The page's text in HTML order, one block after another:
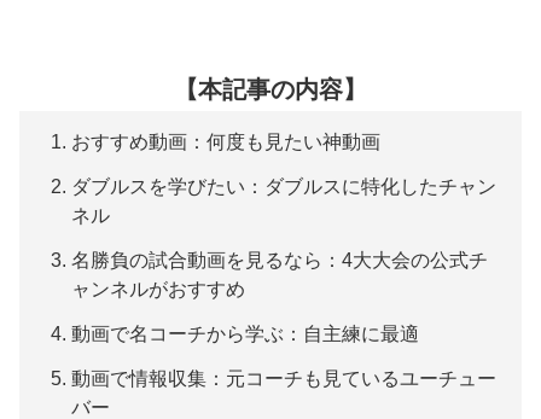
【本記事の内容】
おすすめ動画：何度も見たい神動画
ダブルスを学びたい：ダブルスに特化したチャン
ネル
名勝負の試合動画を見るなら：4大大会の公式チ
ャンネルがおすすめ
動画で名コーチから学ぶ：自主練に最適
動画で情報収集：元コーチも見ているユーチュー
バー